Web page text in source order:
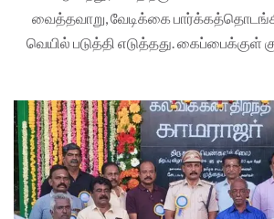
வைத்தவாறு, வேடிக்கை
வெயில் படுத்தி எடுத்தது. கைப்பைக்குள்